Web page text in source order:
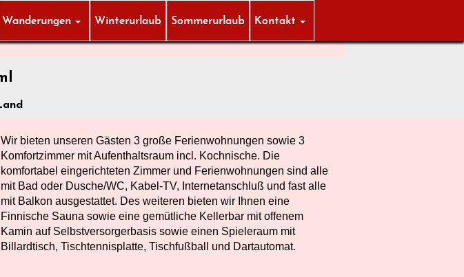
Wanderungen Winterurlaub Sommerurlaub Kontakt
Wir bieten unseren Gästen 3 große Ferienwohnungen sowie 3
Komfortzimmer mit Aufenthaltsraum incl. Kochnische. Die
komfortabel eingerichteten Zimmer und Ferienwohnungen sind alle
mit Bad oder Dusche/WC, Kabel-TV, Internetanschluß und fast alle
mit Balkon ausgestattet. Des weiteren bieten wir Ihnen eine
Finnische Sauna sowie eine gemütliche Kellerbar mit offenem
Kamin auf Selbstversorgerbasis sowie einen Spieleraum mit
Billardtisch, Tischtennisplatte, Tischfußball und Dartautomat.